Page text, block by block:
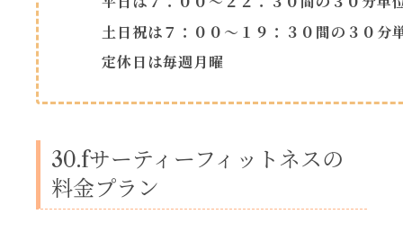
土日祝は７：００～１９：３０間の３０分
定休日は毎週月曜
30.fサーティーフィットネスの
料金プラン